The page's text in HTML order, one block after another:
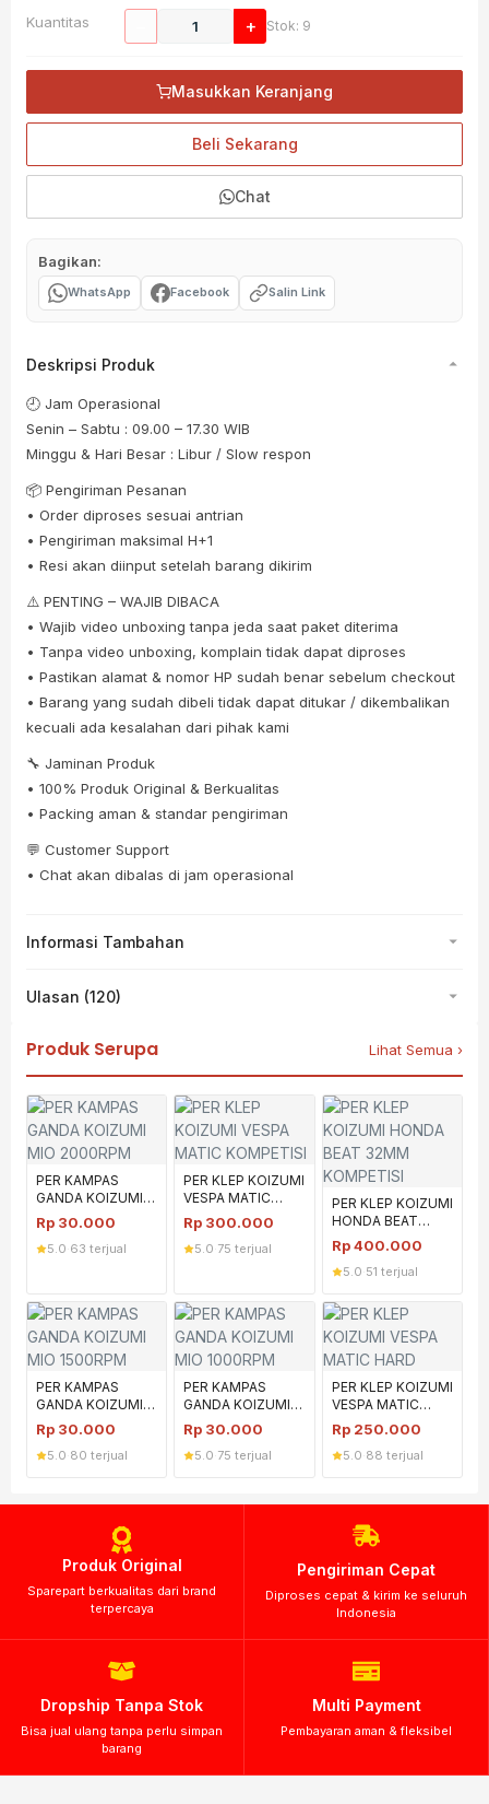
Kuantitas + Stok: 9
Masukkan Keranjang
Beli Sekarang
Chat
Bagikan:
WhatsApp Facebook Salin Link
Deskripsi Produk
🕘 Jam Operasional
Senin – Sabtu : 09.00 – 17.30 WIB
Minggu & Hari Besar : Libur / Slow respon
📦 Pengiriman Pesanan
• Order diproses sesuai antrian
• Pengiriman maksimal H+1
• Resi akan diinput setelah barang dikirim
⚠️ PENTING – WAJIB DIBACA
• Wajib video unboxing tanpa jeda saat paket diterima
• Tanpa video unboxing, komplain tidak dapat diproses
• Pastikan alamat & nomor HP sudah benar sebelum checkout
• Barang yang sudah dibeli tidak dapat ditukar / dikembalikan
kecuali ada kesalahan dari pihak kami
🔧 Jaminan Produk
• 100% Produk Original & Berkualitas
• Packing aman & standar pengiriman
💬 Customer Support
• Chat akan dibalas di jam operasional
Informasi Tambahan
Ulasan (120)
Produk Serupa Lihat Semua ›
PER KAMPAS
GANDA KOIZUMI
MIO 2000RPM
Rp 30.000
5.0 63 terjual
PER KLEP KOIZUMI
VESPA MATIC
KOMPETISI
Rp 300.000
5.0 75 terjual
PER KLEP KOIZUMI
HONDA BEAT
32MM KOMPETISI
Rp400.000
5.0 51 terjual
PER KAMPAS
GANDA KOIZUMI
MIO 1500RPM
Rp 30.000
5.0 80 terjual
PER KAMPAS
GANDA KOIZUMI
MIO 1000RPM
Rp 30.000
5.0 75 terjual
PER KLEP KOIZUMI
VESPA MATIC
HARD
Rp 250.000
5.0 88 terjual
Produk Original
Sparepart berkualitas dari brand
terpercaya
Pengiriman Cepat
Diproses cepat & kirim ke seluruh
Indonesia
Dropship Tanpa Stok
Bisa jual ulang tanpa perlu simpan
barang
Multi Payment
Pembayaran aman & fleksibel